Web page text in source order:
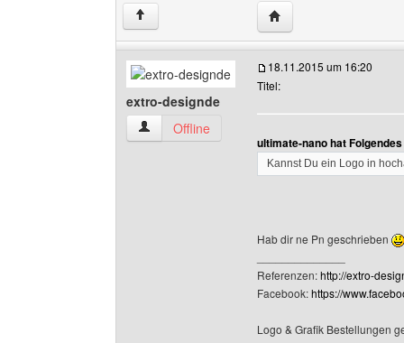
↑ Website dieses
extro-designde
extro-designde Benutzer-Profile anzeigen
Offline
18.11.2015 um 16:20
Titel:
ultimate-nano hat
Kannst Du ein Logo in
Hab dir ne Pn geschrieben
Referenzen:http://extro-
Facebook:https://
Logo & Grafik Bestellungen